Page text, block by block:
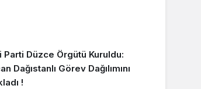
Parti Düzce Örgütü Kuruldu:
Dağıstanlı Görev Dağılımını
!